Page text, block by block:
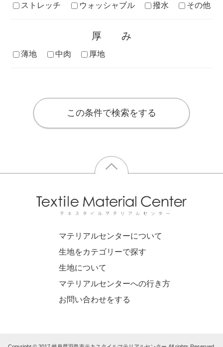
ストレッチ ウォッシャブル 撥水 その他
厚み
薄地 中肉 厚地
この条件で検索をする
マテリアルセンターについて
生地をカテゴリーで探す
生地について
マテリアルセンターへの行き方
お問い合わせをする